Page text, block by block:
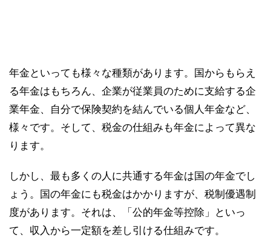
年金といっても様々な種類があります。国からもらえ
る年金はもちろん、企業が従業員のために支給する企
業年金、自分で保険契約を結んでいる個人年金など、
様々です。そして、税金の仕組みも年金によって異な
ります。
しかし、最も多くの人に共通する年金は国の年金でし
ょう。国の年金にも税金はかかりますが、税制優遇制
度があります。それは、「公的年金等控除」といっ
て、収入から一定額を差し引ける仕組みです。